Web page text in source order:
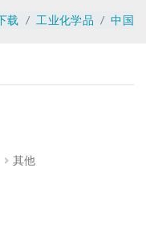
载 工业化学品 中国
其他